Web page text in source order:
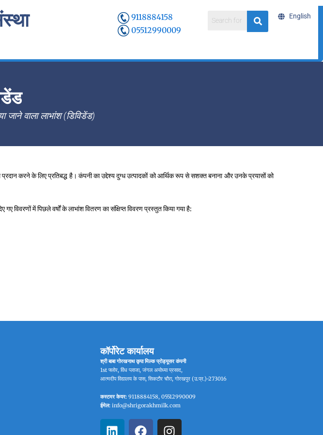
9118884158
05512990009
English
जाने वाला लाभांश (डिविडेंड)
करने के लिए प्रतिबद्ध है। कंपनी का उद्देश्य दुग्ध उत्पादकों को आर्थिक रूप से सशक्त बनाना और उनके प्रयासों को
गए विवरणों में पिछले वर्षों के लाभांश वितरण का संक्षिप्त विवरण प्रस्तुत किया गया है:
कॉर्पोरेट कार्यालय
श्री बाबा गोरखनाथ कृपा मिल्क प्रोड्यूसर कंपनी
1st फ्लोर, विंध प्लाजा, जंगल अयोध्या प्रसाद,
आत्मदीप विद्यालय के पास, सिकटौर चौरा, गोरखपुर (उ.प्र.)-273016
कस्टमर केयर:9118884158, 05512990009
ईमेल:info@shrigorakhmilk.com
L
F
I